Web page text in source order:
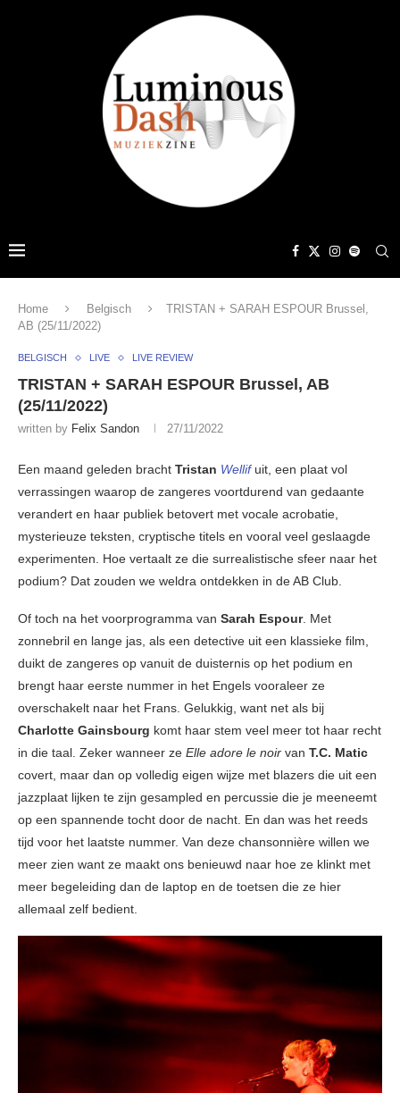
Home Belgisch
TRISTAN + SARAH ESPOUR Brussel,
AB (25/11/2022)
BELGISCH LIVE LIVE REVIEW
TRISTAN + SARAH ESPOUR Brussel, AB
(25/11/2022)
written by Felix Sandon 27/11/2022
Een maand geleden bracht Tristan Wellifuit, een plaat vol
verrassingen waarop de zangeres voortdurend van gedaante
verandert en haar publiek betovert met vocale acrobatie,
mysterieuze teksten, cryptische titels en vooral veel geslaagde
experimenten. Hoe vertaalt ze die surrealistische sfeer naar het
podium? Dat zouden we weldra ontdekken in de AB Club.
Of toch na het voorprogramma van Sarah Espour. Met
zonnebril en lange jas, als een detective uit een klassieke film,
duikt de zangeres op vanuit de duisternis op het podium en
brengt haar eerste nummer in het Engels vooraleer ze
overschakelt naar het Frans. Gelukkig, want net als bij
Charlotte Gainsbourg komt haar stem veel meer tot haar recht
in die taal. Zeker wanneer ze Elle adore le noir van T.C. Matic
covert, maar dan op volledig eigen wijze met blazers die uit een
jazzplaat lijken te zijn gesampled en percussie die je meeneemt
op een spannende tocht door de nacht. En dan was het reeds
tijd voor het laatste nummer. Van deze chansonnière willen we
meer zien want ze maakt ons benieuwd naar hoe ze klinkt met
meer begeleiding dan de laptop en de toetsen die ze hier
allemaal zelf bedient.